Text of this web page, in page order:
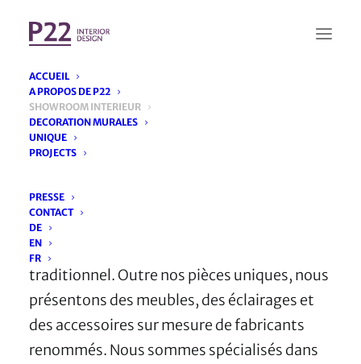
ACCUEIL
A PROPOS DE P22
SHOWROOM INTERIEUR
DECORATION MURALES
UNIQUE
PROJECTS
PRESSE
CONTACT
DE
EN
FR
Nous affinons vos sens
Chez P22, vous pouvez découvrir la
sensualité des matériaux les plus nobles et la
valeur durable de l’artisanat
traditionnel. Outre nos pièces uniques, nous
présentons des meubles, des éclairages et
des accessoires sur mesure de fabricants
renommés. Nous sommes spécialisés dans